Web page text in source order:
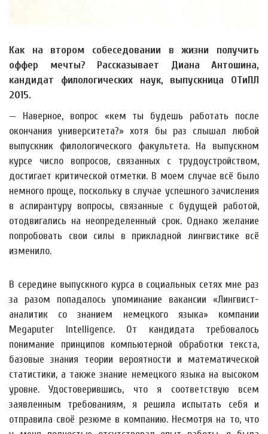
Как на втором собеседовании в жизни получить
оффер мечты? Рассказывает Диана Антошина,
кандидат филологических наук, выпускница ОТиПЛ
2015.
— Наверное, вопрос «кем ты будешь работать после
окончания университета?» хотя бы раз слышал любой
выпускник филологического факультета. На выпускном
курсе число вопросов, связанных с трудоустройством,
достигает критической отметки. В моем случае всё было
немного проще, поскольку в случае успешного зачисления
в аспирантуру вопросы, связанные с будущей работой,
отодвигались на неопределенный срок. Однако желание
попробовать свои силы в прикладной лингвистике всё
изменило.
В середине выпускного курса в социальных сетях мне раз
за разом попадалось упоминание вакансии «Лингвист-
аналитик со знанием немецкого языка» компании
Megaputer Intelligence. От кандидата требовалось
понимание принципов компьютерной обработки текста,
базовые знания теории вероятности и математической
статистики, а также знание немецкого языка на высоком
уровне. Удостоверившись, что я соответствую всем
заявленным требованиям, я решила испытать себя и
отправила своё резюме в компанию. Несмотря на то, что